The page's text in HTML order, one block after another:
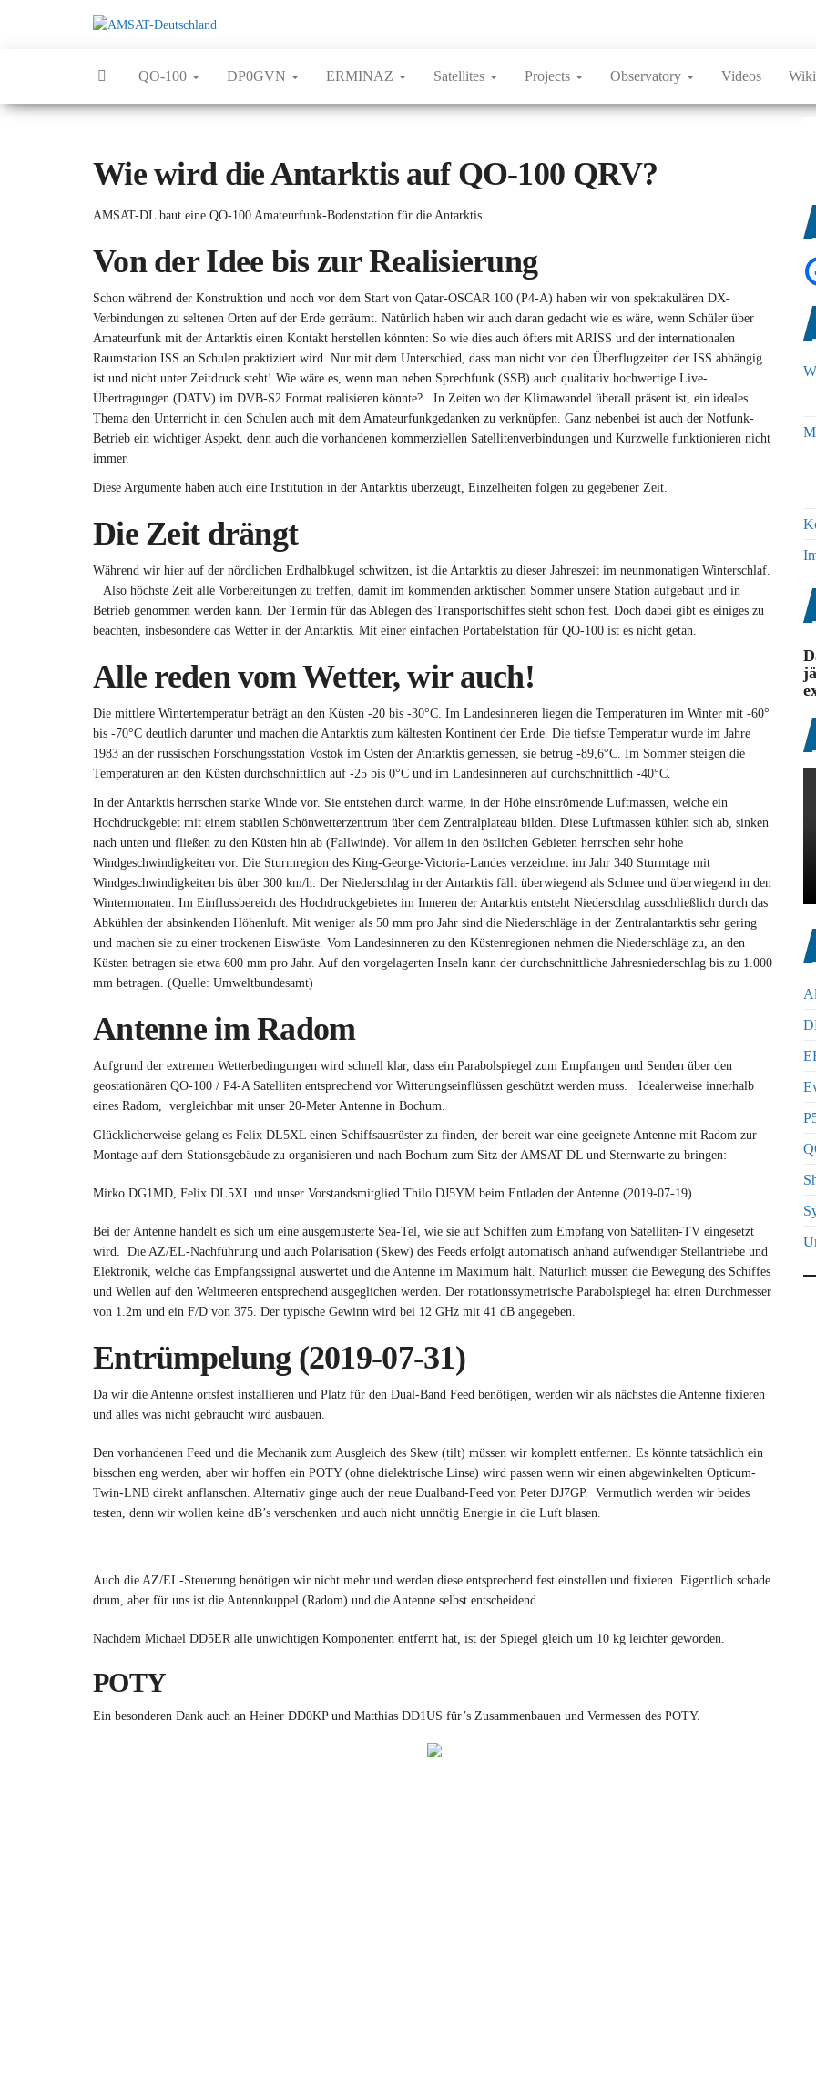
Deutschland
Communication,
Science and
Education
QO-100 DP0GVN ERMINAZ Satellites Projects Observatory Videos Wiki
Wie wird die Antarktis auf QO-100 QRV?
AMSAT-DL baut eine QO-100 Amateurfunk-Bodenstation für die Antarktis.
Von der Idee bis zur Realisierung
Schon während der Konstruktion und noch vor dem Start von Qatar-OSCAR 100 (P4-A) haben wir von spektakulären DX-
Verbindungen zu seltenen Orten auf der Erde geträumt. Natürlich haben wir auch daran gedacht wie es wäre, wenn Schüler über
Amateurfunk mit der Antarktis einen Kontakt herstellen könnten: So wie dies auch öfters mit ARISS und der internationalen
Raumstation ISS an Schulen praktiziert wird. Nur mit dem Unterschied, dass man nicht von den Überflugzeiten der ISS abhängig
ist und nicht unter Zeitdruck steht! Wie wäre es, wenn man neben Sprechfunk (SSB) auch qualitativ hochwertige Live-
Übertragungen (DATV) im DVB-S2 Format realisieren könnte? In Zeiten wo der Klimawandel überall präsent ist, ein ideales
Thema den Unterricht in den Schulen auch mit dem Amateurfunkgedanken zu verknüpfen. Ganz nebenbei ist auch der Notfunk-
Betrieb ein wichtiger Aspekt, denn auch die vorhandenen kommerziellen Satellitenverbindungen und Kurzwelle funktionieren nicht
immer.
Diese Argumente haben auch eine Institution in der Antarktis überzeugt, Einzelheiten folgen zu gegebener Zeit.
Die Zeit drängt
Während wir hier auf der nördlichen Erdhalbkugel schwitzen, ist die Antarktis zu dieser Jahreszeit im neunmonatigen Winterschlaf.
Also höchste Zeit alle Vorbereitungen zu treffen, damit im kommenden arktischen Sommer unsere Station aufgebaut und in
Betrieb genommen werden kann. Der Termin für das Ablegen des Transportschiffes steht schon fest. Doch dabei gibt es einiges zu
beachten, insbesondere das Wetter in der Antarktis. Mit einer einfachen Portabelstation für QO-100 ist es nicht getan.
Alle reden vom Wetter, wir auch!
Die mittlere Wintertemperatur beträgt an den Küsten -20 bis -30°C. Im Landesinneren liegen die Temperaturen im Winter mit -60°
bis -70°C deutlich darunter und machen die Antarktis zum kältesten Kontinent der Erde. Die tiefste Temperatur wurde im Jahre
1983 an der russischen Forschungsstation Vostok im Osten der Antarktis gemessen, sie betrug -89,6°C. Im Sommer steigen die
Temperaturen an den Küsten durchschnittlich auf -25 bis 0°C und im Landesinneren auf durchschnittlich -40°C.
In der Antarktis herrschen starke Winde vor. Sie entstehen durch warme, in der Höhe einströmende Luftmassen, welche ein
Hochdruckgebiet mit einem stabilen Schönwetterzentrum über dem Zentralplateau bilden. Diese Luftmassen kühlen sich ab, sinken
nach unten und fließen zu den Küsten hin ab (Fallwinde). Vor allem in den östlichen Gebieten herrschen sehr hohe
Windgeschwindigkeiten vor. Die Sturmregion des King-George-Victoria-Landes verzeichnet im Jahr 340 Sturmtage mit
Windgeschwindigkeiten bis über 300 km/h. Der Niederschlag in der Antarktis fällt überwiegend als Schnee und überwiegend in den
Wintermonaten. Im Einflussbereich des Hochdruckgebietes im Inneren der Antarktis entsteht Niederschlag ausschließlich durch das
Abkühlen der absinkenden Höhenluft. Mit weniger als 50 mm pro Jahr sind die Niederschläge in der Zentralantarktis sehr gering
und machen sie zu einer trockenen Eiswüste. Vom Landesinneren zu den Küstenregionen nehmen die Niederschläge zu, an den
Küsten betragen sie etwa 600 mm pro Jahr. Auf den vorgelagerten Inseln kann der durchschnittliche Jahresniederschlag bis zu 1.000
mm betragen. (Quelle: Umweltbundesamt)
Antenne im Radom
Aufgrund der extremen Wetterbedingungen wird schnell klar, dass ein Parabolspiegel zum Empfangen und Senden über den
geostationären QO-100 / P4-A Satelliten entsprechend vor Witterungseinflüssen geschützt werden muss. Idealerweise innerhalb
eines Radom, vergleichbar mit unser 20-Meter Antenne in Bochum.
Glücklicherweise gelang es Felix DL5XL einen Schiffsausrüster zu finden, der bereit war eine geeignete Antenne mit Radom zur
Montage auf dem Stationsgebäude zu organisieren und nach Bochum zum Sitz der AMSAT-DL und Sternwarte zu bringen:
Mirko DG1MD, Felix DL5XL und unser Vorstandsmitglied Thilo DJ5YM beim Entladen der Antenne (2019-07-19)
Bei der Antenne handelt es sich um eine ausgemusterte Sea-Tel, wie sie auf Schiffen zum Empfang von Satelliten-TV eingesetzt
wird. Die AZ/EL-Nachführung und auch Polarisation (Skew) des Feeds erfolgt automatisch anhand aufwendiger Stellantriebe und
Elektronik, welche das Empfangssignal auswertet und die Antenne im Maximum hält. Natürlich müssen die Bewegung des Schiffes
und Wellen auf den Weltmeeren entsprechend ausgeglichen werden. Der rotationssymetrische Parabolspiegel hat einen Durchmesser
von 1.2m und ein F/D von 375. Der typische Gewinn wird bei 12 GHz mit 41 dB angegeben.
Entrümpelung (2019-07-31)
Da wir die Antenne ortsfest installieren und Platz für den Dual-Band Feed benötigen, werden wir als nächstes die Antenne fixieren
und alles was nicht gebraucht wird ausbauen.
Den vorhandenen Feed und die Mechanik zum Ausgleich des Skew (tilt) müssen wir komplett entfernen. Es könnte tatsächlich ein
bisschen eng werden, aber wir hoffen ein POTY (ohne dielektrische Linse) wird passen wenn wir einen abgewinkelten Opticum-
Twin-LNB direkt anflanschen. Alternativ ginge auch der neue Dualband-Feed von Peter DJ7GP. Vermutlich werden wir beides
testen, denn wir wollen keine dB’s verschenken und auch nicht unnötig Energie in die Luft blasen.
Auch die AZ/EL-Steuerung benötigen wir nicht mehr und werden diese entsprechend fest einstellen und fixieren. Eigentlich schade
drum, aber für uns ist die Antennkuppel (Radom) und die Antenne selbst entscheidend.
Nachdem Michael DD5ER alle unwichtigen Komponenten entfernt hat, ist der Spiegel gleich um 10 kg leichter geworden.
POTY
Ein besonderen Dank auch an Heiner DD0KP und Matthias DD1US für’s Zusammenbauen und Vermessen des POTY.